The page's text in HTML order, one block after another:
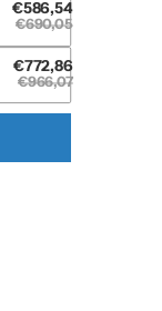
€586,54
€690,05
€772,86
€966,07